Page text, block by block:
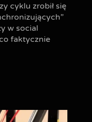
cyklu zrobił się
w social
faktycznie